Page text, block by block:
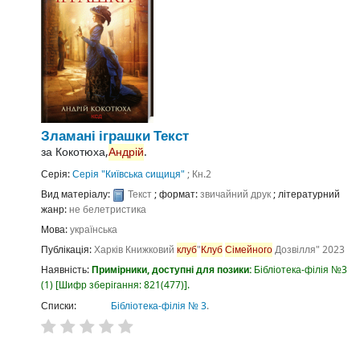
Зламані іграшкиТекст
за Кокотюха,Андрій.
Серія:Серія "Київська сищиця" ; Кн.2
Вид матеріалу:
Текст; формат:звичайний друк; літературний
жанр:не белетристика
Мова:українська
Публікація:Харків Книжковий клуб"КлубСімейногоДозвілля" 2023
Наявність:Примірники, доступні для позики: Бібліотека-філія №3
(1) Шифр зберігання:821(477) .
Списки:
Бібліотека-філія № 3.